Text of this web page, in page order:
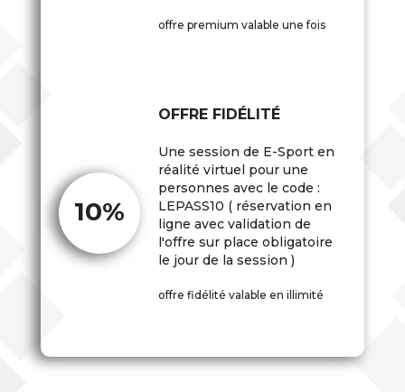
offre premium valable une fois
10%
OFFRE FIDÉLITÉ
Une session de E-Sport en
réalité virtuel pour une
personnes avec le code :
LEPASS10 ( réservation en
ligne avec validation de
l'offre sur place obligatoire
le jour de la session )
offre fidélité valable en illimité